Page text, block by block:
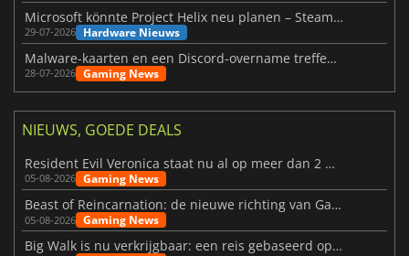
Microsoft könnte Project Helix neu planen – Steam-Support wackelt
29-07-2026 Hardware Nieuws
Malware-kaarten en een Discord-overname treffen Meccha Chameleon
28-07-2026 Gaming News
NIEUWS, GOEDE DEALS
Resident Evil Veronica staat nu al op meer dan 2 miljoen verlanglijstjes
05-08-2026 Gaming News
Beast of Reincarnation: de nieuwe richting van Game Freak
05-08-2026 Gaming News
Big Walk is nu verkrijgbaar: een reis gebaseerd op vriendschap